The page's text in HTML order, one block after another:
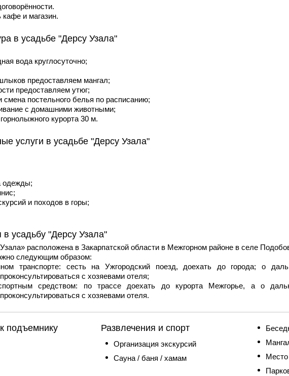
и магазин.
в усадьбе "Дерсу Узала"
вода круглосуточно;
предоставляем мангал;
предоставляем утюг;
смена постельного белья по расписанию;
с домашними животными;
курорта 30 м.
услуги в усадьбе "Дерсу Узала"
одежды;
и походов в горы;
в усадьбу "Дерсу Узала"
расположена в Закарпатской области в Межгорном районе в селе
следующим образом:
транспорте: сесть на Ужгородский поезд, доехать до города; о
с хозяевами отеля;
средством: по трассе доехать до курорта Межгорье, а о
с хозяевами отеля.
подъемнику Развлечения и спорт
Организация экскурсий
Сауна / баня / хамам